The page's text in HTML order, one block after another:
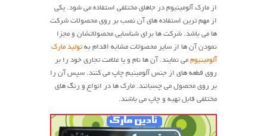
از مارک آلومینیوم در جاهای مختلفی استفاده می شود. یکی
از مهم ترین استفاده های آن نصب بر روی محصولات شرکت
ها می باشد. شرکت ها برای شناسایی محصولاتشان و مجزا
نمودن آن ها از سایر محصولات مشابه اقدام بهتولید مارک
آلومینیوم می نمایند. آن ها نام و یا علامت تجاری خود را بر
روی قطعه های از جنس آلومینیم چاپ می کنند. سپس آن را
بر روی محصول می چسبانند. مارک ها در انواع و رنگ های
مختلفی قابل تهیه و چاپ می باشند.